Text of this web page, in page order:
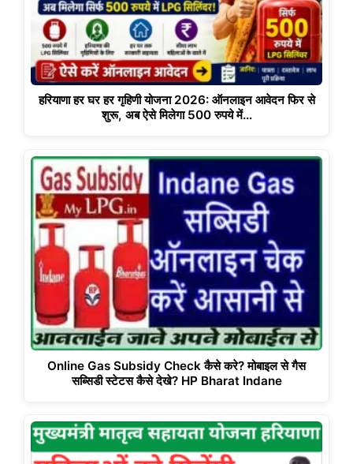
हरियाणा हर घर हर गृहिणी योजना 2026: ऑनलाइन आवेदन फिर से
शुरू, अब ऐसे मिलेगा 500 रुपये में…
Online Gas Subsidy Check कैसे करे? मोबाइल से गैस
सब्सिडी स्टेटस कैसे देखे? HP Bharat Indane